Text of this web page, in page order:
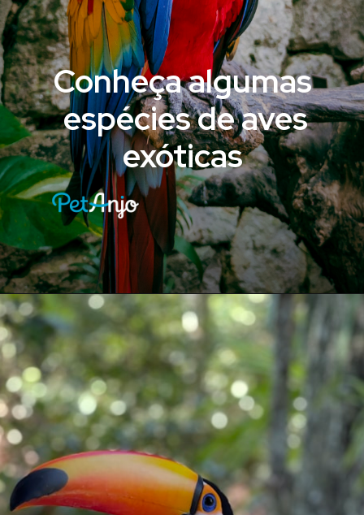
Conheça algumas
espécies de aves
exóticas